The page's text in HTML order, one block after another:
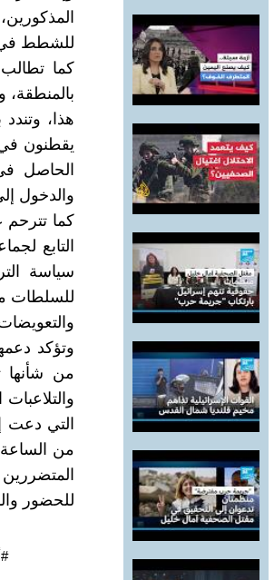
للشطط في
كما
هذا،
يقطنون في
الحاصل
والدخول
كما تترحم
التابع
سياسة
للسلطات
وتؤكد
من شأنها
للحضور